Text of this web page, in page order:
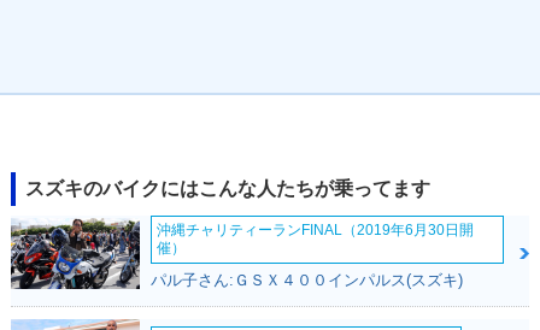
スズキのバイクにはこんな人たちが乗ってます
沖縄チャリティーランFINAL（2019年6月30日開
催）
パル子さん:ＧＳＸ４００インパルス(スズキ)